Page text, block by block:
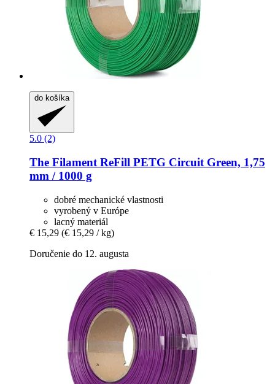
do košíka
5.0 (2)
The Filament ReFill PETG Circuit Green, 1,75
mm / 1000 g
dobré mechanické vlastnosti
vyrobený v Európe
lacný materiál
€ 15,29 (€ 15,29 / kg)
Doručenie do 12. augusta